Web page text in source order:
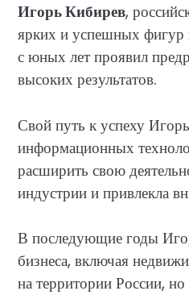
Игорь Кибирев,
ярких и успешных фигур
с юных лет проявил
высоких результатов.
Свой путь к успеху
информационных
расширить свою
индустрии и привлекла
В последующие годы
бизнеса, включая
на территории России,